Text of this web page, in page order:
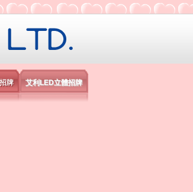
牌 艾利LED立體招牌